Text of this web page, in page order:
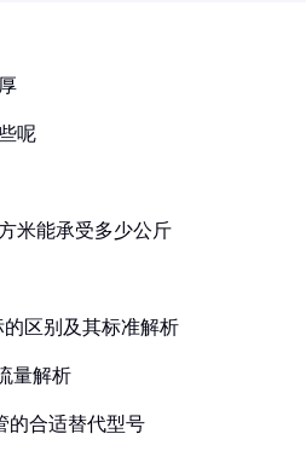
呢
米能承受多少公斤
的区别及其标准解析
量解析
的合适替代型号